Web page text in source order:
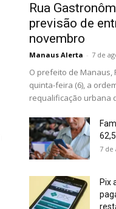
Rua
previsão de
novembro
Manaus Alerta - 7 de
O prefeito de Manaus,
quinta-feira (6), a
requalificação urbana
7 de
Pix